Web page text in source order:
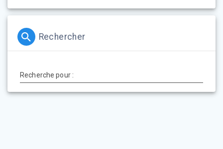
Rechercher
Recherche pour :